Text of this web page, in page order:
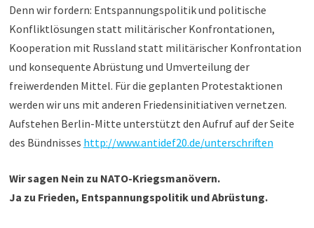
Denn wir fordern: Entspannungspolitik und politische
Konfliktlösungen statt militärischer Konfrontationen,
Kooperation mit Russland statt militärischer Konfrontation
und konsequente Abrüstung und Umverteilung der
freiwerdenden Mittel. Für die geplanten Protestaktionen
werden wir uns mit anderen Friedensinitiativen vernetzen.
Aufstehen Berlin-Mitte unterstützt den Aufruf auf der Seite
des Bündnisses http://www.antidef20.de/unterschriften
Wir sagen Nein zu NATO-Kriegsmanövern.
Ja zu Frieden, Entspannungspolitik und Abrüstung.